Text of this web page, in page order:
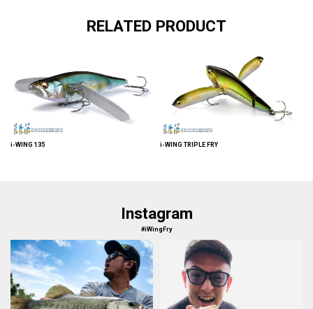
RELATED PRODUCT
i-WING 135 i-WING TRIPLE FRY
Instagram
#iWingFry